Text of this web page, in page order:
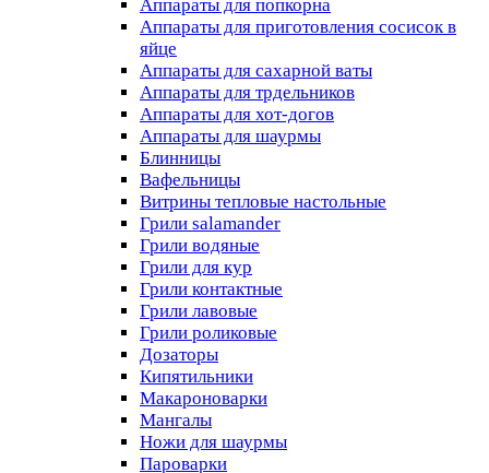
Аппараты для попкорна
Аппараты для приготовления сосисок в
яйце
Аппараты для сахарной ваты
Аппараты для трдельников
Аппараты для хот-догов
Аппараты для шаурмы
Блинницы
Вафельницы
Витрины тепловые настольные
Грили salamander
Грили водяные
Грили для кур
Грили контактные
Грили лавовые
Грили роликовые
Дозаторы
Кипятильники
Макароноварки
Мангалы
Ножи для шаурмы
Пароварки